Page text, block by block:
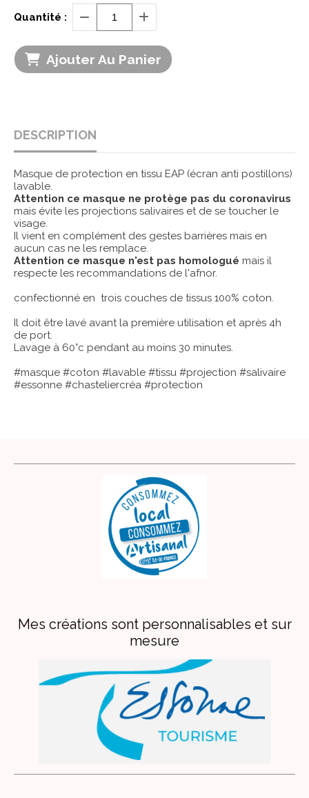
Quantité :
Ajouter Au Panier
DESCRIPTION
Masque de protection en tissu EAP (écran anti postillons)
lavable.
Attention ce masque ne protège pas du coronavirus
mais évite les projections salivaires et de se toucher le
visage.
Il vient en complément des gestes barrières mais en
aucun cas ne les remplace.
Attention ce masque n'est pas homologué mais il
respecte les recommandations de l'afnor.
confectionné en trois couches de tissus 100% coton.
Il doit être lavé avant la première utilisation et après 4h
de port.
Lavage à 60°c pendant au moins 30 minutes.
#masque #coton #lavable #tissu #projection #salivaire
#essonne #chasteliercréa #protection
Mes créations sont personnalisables et sur
mesure